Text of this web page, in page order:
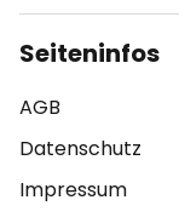
Seiteninfos
AGB
Datenschutz
Impressum